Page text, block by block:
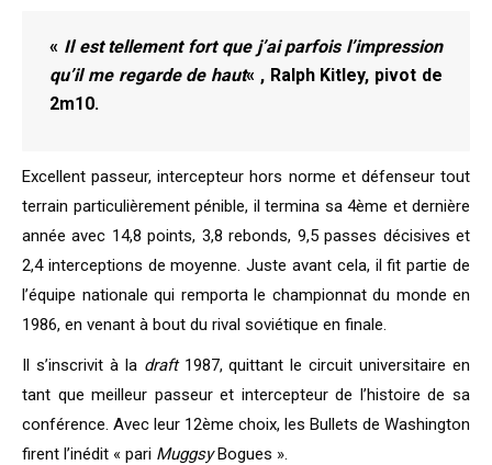
« Il est tellement fort que j’ai parfois l’impression
qu’il me regarde de haut« , Ralph Kitley, pivot de
2m10.
Excellent passeur, intercepteur hors norme et défenseur tout
terrain particulièrement pénible, il termina sa 4ème et dernière
année avec 14,8 points, 3,8 rebonds, 9,5 passes décisives et
2,4 interceptions de moyenne. Juste avant cela, il fit partie de
l’équipe nationale qui remporta le championnat du monde en
1986, en venant à bout du rival soviétique en finale.
Il s’inscrivit à la draft1987, quittant le circuit universitaire en
tant que meilleur passeur et intercepteur de l’histoire de sa
conférence. Avec leur 12ème choix, les Bullets de Washington
firent l’inédit « pari MuggsyBogues ».